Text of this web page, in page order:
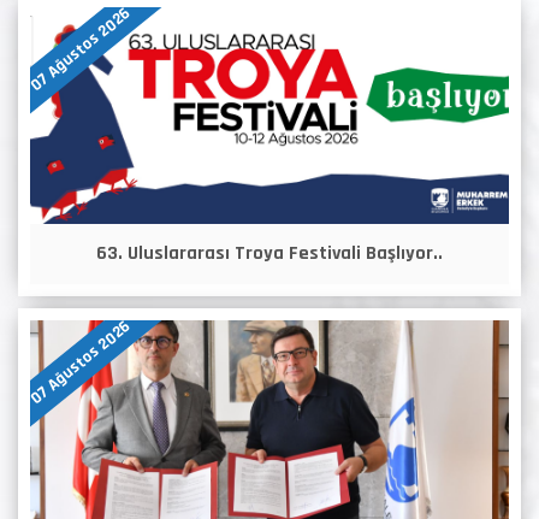
07 Ağustos 2026
63. Uluslararası Troya Festivali Başlıyor..
07 Ağustos 2026